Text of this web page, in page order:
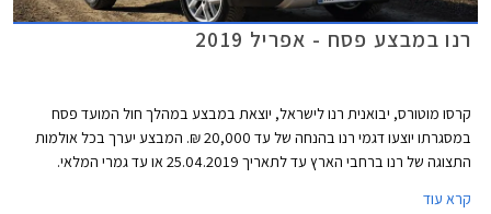
רנו במבצע פסח - אפריל 2019
קרסו מוטורס, יבואנית רנו לישראל, יוצאת במבצע במהלך חול המועד פסח
במסגרתו יוצעו דגמי רנו בהנחה של עד 20,000 ₪. המבצע יערך בכל אולמות
התצוגה של רנו ברחבי הארץ עד לתאריך 25.04.2019 או עד גמרי המלאי.
קרא עוד